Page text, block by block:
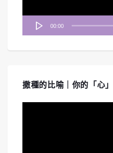
00:00
撒種的比喻｜你的「心